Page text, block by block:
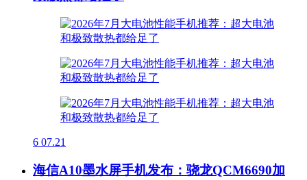
6 07.21
海信A10墨水屏手机发布：骁龙QCM6690加